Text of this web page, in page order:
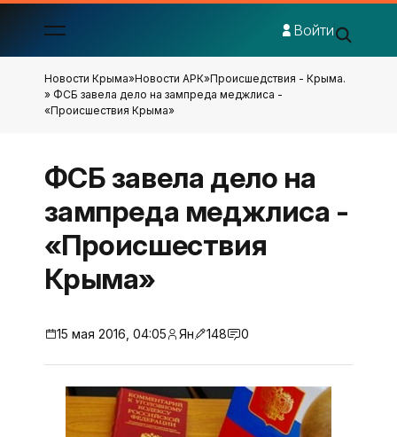
Войти
Новости Крыма»Новости АРК»Происшедствия - Крыма.
» ФСБ завела дело на зампреда меджлиса -
«Происшествия Крыма»
ФСБ завела дело на
зампреда меджлиса -
«Происшествия
Крыма»
15 мая 2016, 04:05 Ян 148 0